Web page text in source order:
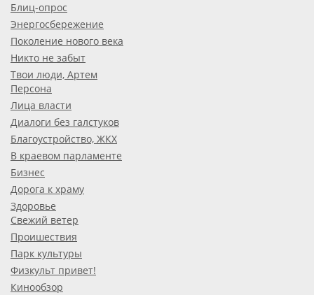
Блиц-опрос
Энергосбережение
Поколение нового века
Никто не забыт
Твои люди, Артем
Персона
Лица власти
Диалоги без галстуков
Благоустройство, ЖКХ
В краевом парламенте
Бизнес
Дорога к храму
Здоровье
Свежий ветер
Проишествия
Парк культуры
Физкульт привет!
Кинообзор